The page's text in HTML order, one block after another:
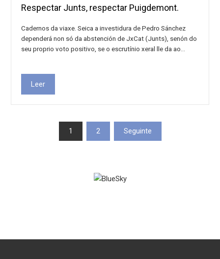
Respectar Junts, respectar Puigdemont.
Cadernos da viaxe. Seica a investidura de Pedro Sánchez
dependerá non só da abstención de JxCat (Junts), senón do
seu proprio voto positivo, se o escrutínio xeral lle da ao…
Leer
Paxinación
1 2 Seguinte